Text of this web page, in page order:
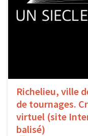
Richelieu, ville
de tournages.
virtuel (site
balisé)